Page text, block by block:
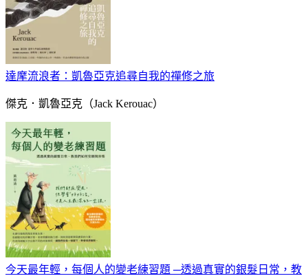
達摩流浪者：凱魯亞克追尋自我的禪修之旅
傑克．凱魯亞克（Jack Kerouac）
今天最年輕，每個人的變老練習題 ─透過真實的銀髮日常，教